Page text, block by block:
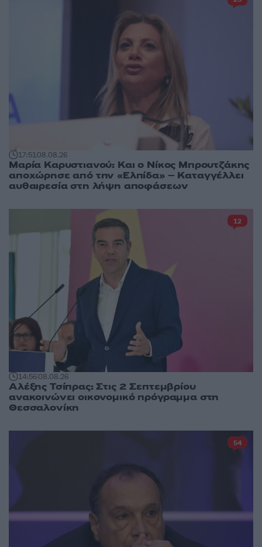
17:5108.08.26
Μαρία Καρυστιανού: Και ο Νίκος Μπρουτζάκης
αποχώρησε από την «Ελπίδα» – Καταγγέλλει
αυθαιρεσία στη λήψη αποφάσεων
14:5608.08.26
Αλέξης Τσίπρας: Στις 2 Σεπτεμβρίου
ανακοινώνει οικονομικό πρόγραμμα στη
Θεσσαλονίκη
12
54